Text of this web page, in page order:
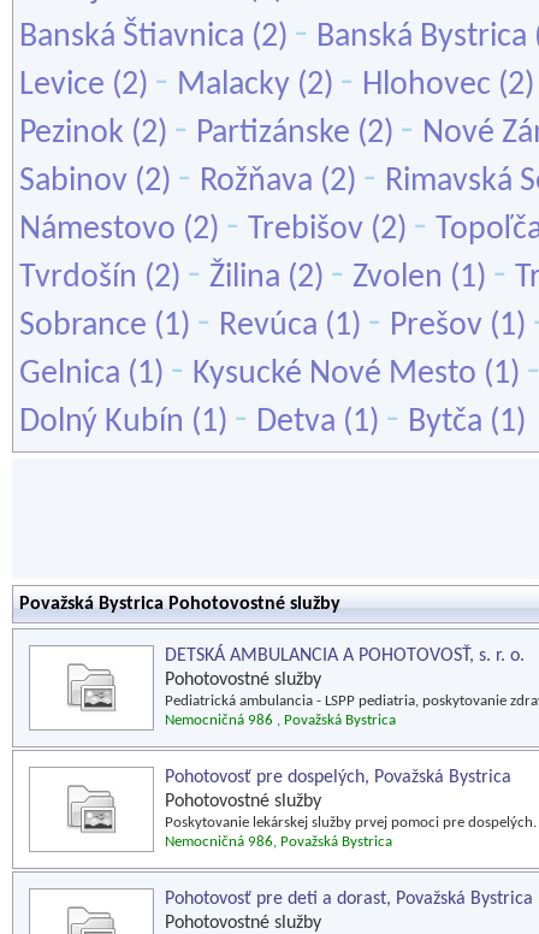
Banská Štiavnica (2) - Banská Bystrica
Levice (2) - Malacky (2) - Hlohovec
Pezinok (2) - Partizánske (2) - Nové
Sabinov (2) - Rožňava (2) - Rimavská
Námestovo (2) - Trebišov (2) -
Tvrdošín (2) - Žilina (2) - Zvolen (1) -
Sobrance (1) - Revúca (1) - Prešov (1)
Gelnica (1) - Kysucké Nové Mesto (1)
Dolný Kubín (1) - Detva (1) - Bytča (1)
Považská Bystrica Pohotovostné služby
DETSKÁ AMBULANCIA A POHOTOVOSŤ, s. r. o.
Pohotovostné služby
Pediatrická ambulancia - LSPP pediatria, poskytovanie
Nemocničná 986 , Považská Bystrica
Pohotovosť pre dospelých, Považská Bystrica
Pohotovostné služby
Poskytovanie lekárskej služby prvej pomoci pre dospelých.
Nemocničná 986, Považská Bystrica
Pohotovosť pre deti a dorast, Považská Bystrica
Pohotovostné služby